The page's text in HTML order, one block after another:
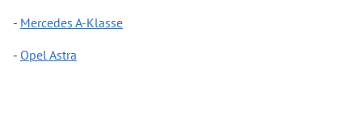
- Mercedes A-Klasse
- Opel Astra